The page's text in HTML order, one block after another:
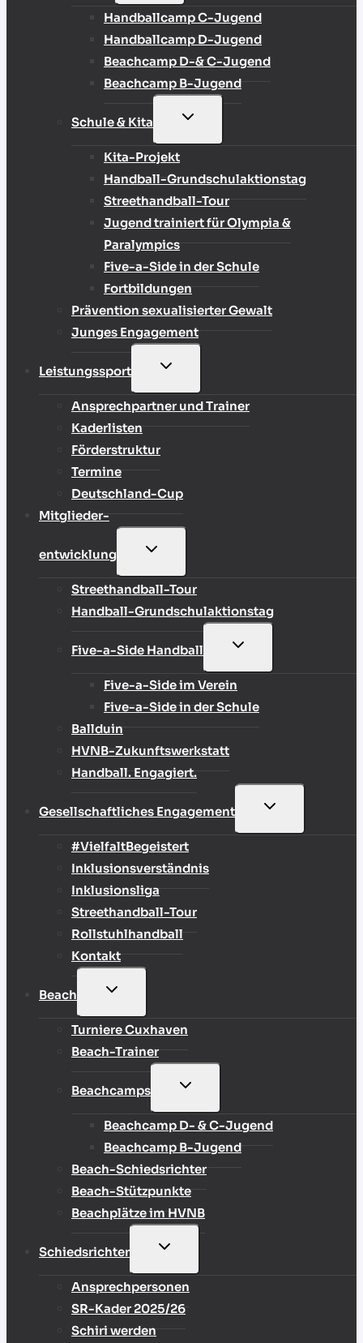
Handballcamp C-Jugend
Handballcamp D-Jugend
Beachcamp D-& C-Jugend
Beachcamp B-Jugend
Schule & Kita
UNTERMENÜ
Kita-Projekt
Handball-Grundschulaktionstag
Streethandball-Tour
Jugend trainiert für Olympia &
Paralympics
Five-a-Side in der Schule
Fortbildungen
Prävention sexualisierter Gewalt
Junges Engagement
Leistungssport
UNTERMENÜ
Ansprechpartner und Trainer
Kaderlisten
Förderstruktur
Termine
Deutschland-Cup
Mitglieder-
entwicklung
UNTERMENÜ
Streethandball-Tour
Handball-Grundschulaktionstag
Five-a-Side Handball
UNTERMENÜ
Five-a-Side im Verein
Five-a-Side in der Schule
Ballduin
HVNB-Zukunftswerkstatt
Handball. Engagiert.
Gesellschaftliches Engagement
UNTERMENÜ
#VielfaltBegeistert
Inklusionsverständnis
Inklusionsliga
Streethandball-Tour
Rollstuhlhandball
Kontakt
Beach
UNTERMENÜ
Turniere Cuxhaven
Beach-Trainer
Beachcamps
UNTERMENÜ
Beachcamp D- & C-Jugend
Beachcamp B-Jugend
Beach-Schiedsrichter
Beach-Stützpunkte
Beachplätze im HVNB
Schiedsrichter
UNTERMENÜ
Ansprechpersonen
SR-Kader 2025/26
Schiri werden